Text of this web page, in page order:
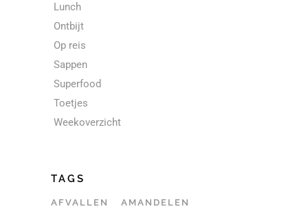
Lunch
Ontbijt
Op reis
Sappen
Superfood
Toetjes
Weekoverzicht
TAGS
AFVALLEN AMANDELEN